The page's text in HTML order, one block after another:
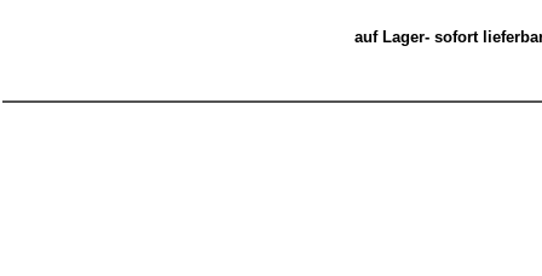
auf Lager- sofort